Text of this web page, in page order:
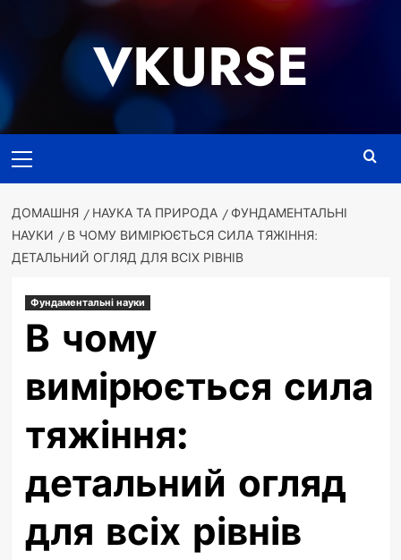
VKURSE
меню
ДОМАШНЯ НАУКА ТА ПРИРОДА
ФУНДАМЕНТАЛЬНІ
НАУКИ
В ЧОМУ ВИМІРЮЄТЬСЯ СИЛА ТЯЖІННЯ:
ДЕТАЛЬНИЙ ОГЛЯД ДЛЯ ВСІХ РІВНІВ
Фундаментальні науки
В чому
вимірюється сила
тяжіння:
детальний огляд
для всіх рівнів